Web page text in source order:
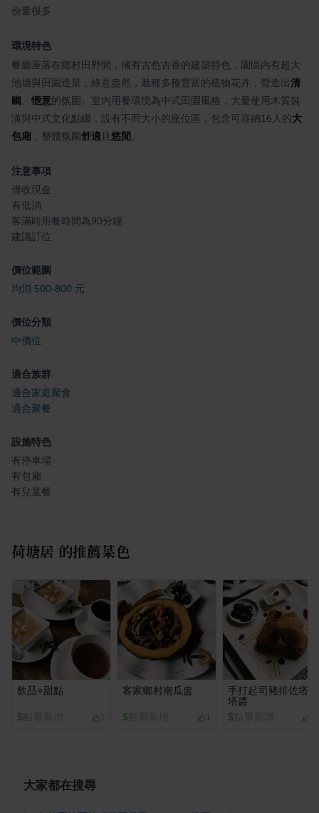
份量很多
環境特色
餐廳座落在鄉村田野間，擁有古色古香的建築特色，園區內有超大
池塘與田園造景，綠意盎然，栽種多種豐富的植物花卉，營造出清
幽
愜意的氛圍。室內用餐環境為中式田園風格，大量使用木質裝
潢與中式文化點綴，設有不同大小的座位區，包含可容納16人的大
包廂 ，整體氛圍舒適 且 悠閒
注意事項
僅收現金
有低消
客滿時用餐時間為90分鐘
建議訂位
價位範圍
均消 500-800 元
價位分類
中價位
適合族群
適合家庭聚會
適合聚餐
設施特色
有停車場
有包廂
有兒童餐
荷塘居 的推薦菜色
飲品+甜點
$
客家鄉村南瓜盅
$
手打起司豬排佐塔
塔醬
$
大家都在搜尋